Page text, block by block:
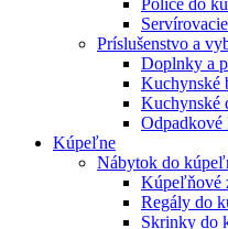
Príslušenstvo a
Doplnky a
Kuchynské
Kuchynské
Odpadkové
Kúpeľne
Nábytok do
Kúpeľňové
Regály do
Skrinky do